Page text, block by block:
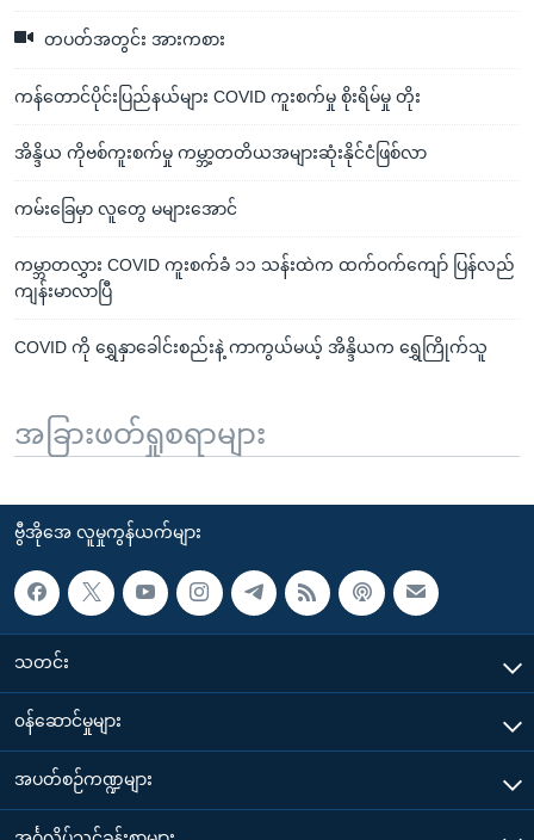
တပတ်အတွင်း အားကစား
ကန်တောင်ပိုင်းပြည်နယ်များ COVID ကူးစက်မှု စိုးရိမ်မှု တိုး
အိန္ဒိယ ကိုဗစ်ကူးစက်မှု ကမ္ဘာ့တတိယအများဆုံးနိုင်ငံဖြစ်လာ
ကမ်းခြေမှာ လူတွေ မများအောင်
ကမ္ဘာတလွှား COVID ကူးစက်ခံ ၁၁ သန်းထဲက ထက်ဝက်ကျော် ပြန်လည်
ကျန်းမာလာပြီ
COVID ကို ရွှေနှာခေါင်းစည်းနဲ့ ကာကွယ်မယ့် အိန္ဒိယက ရွှေကြိုက်သူ
အခြားဖတ်ရှုစရာများ
ဗွီအိုအေ လူမှုကွန်ယက်များ
သတင်း
၀န်ဆောင်မှုများ
အပတ်စဉ်ကဏ္ဍများ